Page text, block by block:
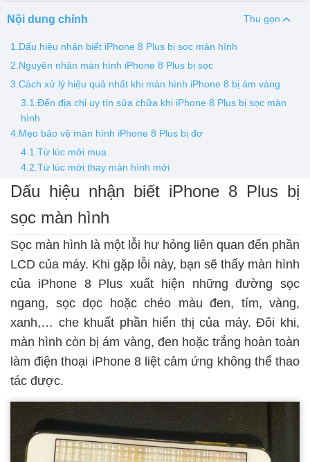
Pin iPhone Pin Xiaomi
Thay vỏ
Vỏ iPhone Vỏ Samsung Vỏ Xiaomi Vỏ Oppo
Vỏ Huawei
Nội dung chính Thu gọn
1.Dấu hiệu nhận biết iPhone 8 Plus bị sọc màn hình
2.Nguyên nhân màn hình iPhone 8 Plus bị sọc
3.Cách xử lý hiệu quả nhất khi màn hình iPhone 8 bị ám vàng
3.1.Đến địa chỉ uy tín sửa chữa khi iPhone 8 Plus bị sọc màn
hình
4.Mẹo bảo vệ màn hình iPhone 8 Plus bị đơ
4.1.Từ lúc mới mua
4.2.Từ lúc mới thay màn hình mới
Dấu hiệu nhận biết iPhone 8 Plus bị
sọc màn hình
Sọc màn hình là một lỗi hư hỏng liên quan đến phần
LCD của máy. Khi gặp lỗi này, bạn sẽ thấy màn hình
của iPhone 8 Plus xuất hiện những đường sọc
ngang, sọc dọc hoặc chéo màu đen, tím, vàng,
xanh,… che khuất phần hiển thị của máy. Đôi khi,
màn hình còn bị ám vàng, đen hoặc trắng hoàn toàn
làm điện thoại iPhone 8 liệt cảm ứng không thể thao
tác được.